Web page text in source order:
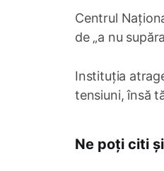
Centrul
de „a nu
Instituția
tensiuni, însă
Ne poți citi